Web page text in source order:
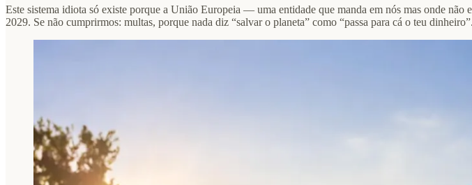
Este sistema idiota só existe porque a União Europeia — uma entidade que manda em nós mas onde
2029. Se não cumprirmos: multas, porque nada diz “salvar o planeta” como “passa para cá o teu dinheiro”.